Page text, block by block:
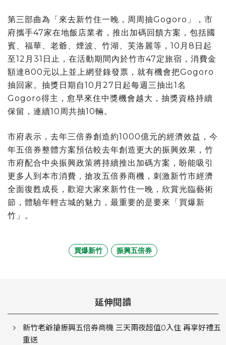
第三部曲為「來去新竹住一晚，周周抽Gogoro」，市
府攜手47家在地飯店業者，推出加碼回饋方案，包括國
賓、福華、老爺、煙波、竹湖、芙洛麗等，10月8日起
至12月31日止，在活動期間內於竹市47定旅宿，消費金
額達800元以上並上網登錄發票，就有機會把Gogoro
抽回家。抽獎日期自10月27日起每週三抽出1名
Gogoro得主，愈早來住中獎機會越大，抽獎資格持續
保留，連續10周共抽10輛。
市府表示，去年三倍券創造約1000億元的經濟效益，今
年五倍券整體方案預估較去年創造更大的振興效果，竹
市府配合中央振興政策將持續推出加碼方案，盼能吸引
更多人到本市消費，搶攻五倍券商機，刺激新竹市經濟
全面復甦成長，歡迎大家來新竹住一晚，欣賞光臨藝術
節，體驗年輕古城的魅力，最重要的是要來「買爆新
竹」。
買爆新竹 振興五倍券
延伸閱讀
新竹老爺搶振興五倍券商機 三天兩夜超值0入住 再享好禮五
重送